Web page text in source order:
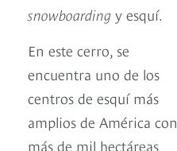
snowboarding y esquí.
En este cerro, se
encuentra uno de los
centros de esquí más
amplios de América con
más de mil hectáreas